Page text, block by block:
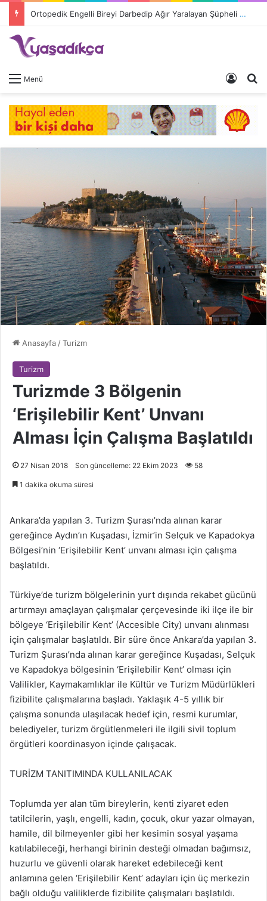
Ortopedik Engelli Bireyi Darbedip Ağır Yaralayan Şüpheli Tutuklandı
Menü Giriş
Anasayfa /Turizm
Turizm
Turizmde 3 Bölgenin
‘Erişilebilir Kent’ Unvanı
Alması İçin Çalışma Başlatıldı
27 Nisan 2018 Son güncelleme: 22 Ekim 2023 58
1 dakika okuma süresi
Ankara’da yapılan 3. Turizm Şurası’nda alınan karar
gereğince Aydın’ın Kuşadası, İzmir’in Selçuk ve Kapadokya
Bölgesi’nin ‘Erişilebilir Kent’ unvanı alması için çalışma
başlatıldı.
Türkiye’de turizm bölgelerinin yurt dışında rekabet gücünü
artırmayı amaçlayan çalışmalar çerçevesinde iki ilçe ile bir
bölgeye ‘Erişilebilir Kent’ (Accesible City) unvanı alınması
için çalışmalar başlatıldı. Bir süre önce Ankara’da yapılan 3.
Turizm Şurası’nda alınan karar gereğince Kuşadası, Selçuk
ve Kapadokya bölgesinin ‘Erişilebilir Kent’ olması için
Valilikler, Kaymakamlıklar ile Kültür ve Turizm Müdürlükleri
fizibilite çalışmalarına başladı. Yaklaşık 4-5 yıllık bir
çalışma sonunda ulaşılacak hedef için, resmi kurumlar,
belediyeler, turizm örgütlenmeleri ile ilgili sivil toplum
örgütleri koordinasyon içinde çalışacak.
TURİZM TANITIMINDA KULLANILACAK
Toplumda yer alan tüm bireylerin, kenti ziyaret eden
tatilcilerin, yaşlı, engelli, kadın, çocuk, okur yazar olmayan,
hamile, dil bilmeyenler gibi her kesimin sosyal yaşama
katılabileceği, herhangi birinin desteği olmadan bağımsız,
huzurlu ve güvenli olarak hareket edebileceği kent
anlamına gelen ‘Erişilebilir Kent’ adayları için üç merkezin
bağlı olduğu valiliklerde fizibilite çalışmaları başlatıldı.